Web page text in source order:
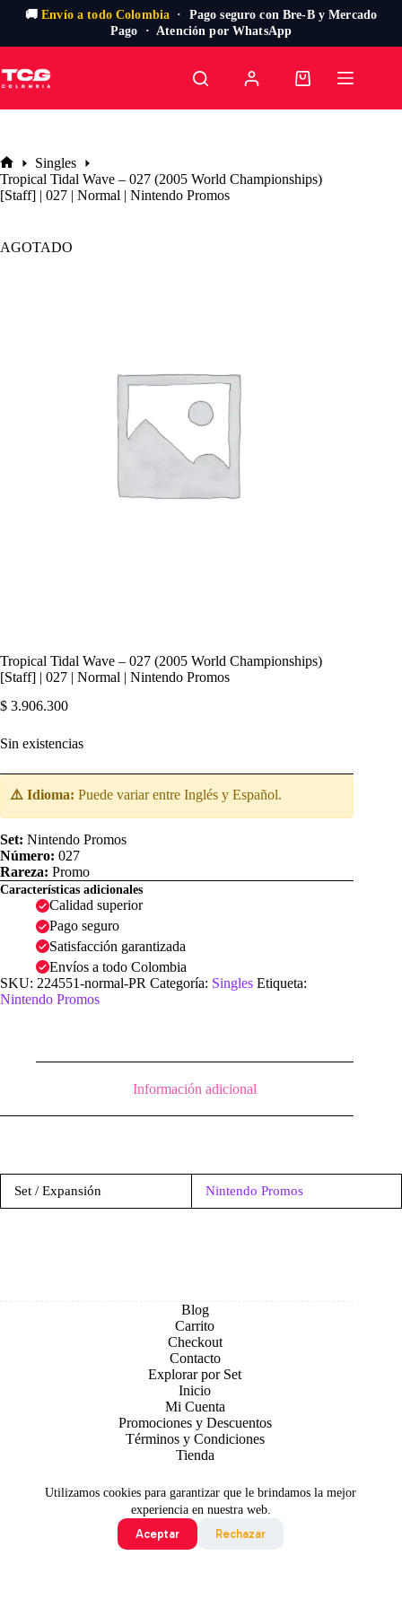
🚚Envío a todo Colombia · Pago seguro con Bre-B y Mercado
Pago · Atención por WhatsApp
al
contenido
Utilizamos cookies para garantizar que le brindamos la mejor
experiencia en nuestra web.
Aceptar
Rechazar
Carro
Inicio
Singles
Tropical Tidal Wave – 027 (2005 World Championships)
[Staff] | 027 | Normal | Nintendo Promos
AGOTADO
Tropical Tidal Wave – 027 (2005 World Championships)
[Staff] | 027 | Normal | Nintendo Promos
$ 3.906.300
Sin existencias
⚠️ Idioma: Puede variar entre Inglés y Español.
Set: Nintendo Promos
Número: 027
Rareza: Promo
Características adicionales
Calidad superior
Pago seguro
Satisfacción garantizada
Envíos a todo Colombia
SKU: 224551-normal-PR Categoría: Singles Etiqueta:
Nintendo Promos
Información adicional
Set / Expansión Nintendo Promos
Blog
Carrito
Checkout
Contacto
Explorar por Set
Inicio
Mi Cuenta
Promociones y Descuentos
Términos y Condiciones
Tienda
Todo contenido original es sujeto de Copyright © 2026 TCG